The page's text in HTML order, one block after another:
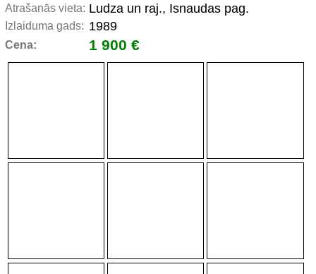
Atrašanās vieta: Ludza un raj., Isnaudas pag.
Izlaiduma gads: 1989
Cena: 1 900 €